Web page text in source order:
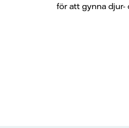
för att gynna djur-